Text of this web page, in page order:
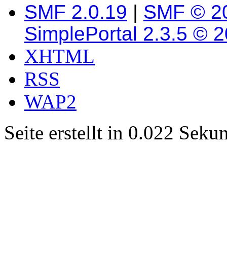
SMF 2.0.19 | SMF ©
SimplePortal 2.3.5 ©
XHTML
RSS
WAP2
Seite erstellt in 0.022